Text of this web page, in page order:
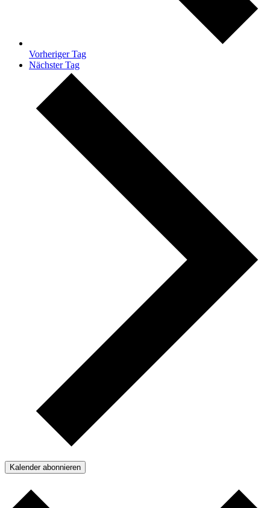
Vorheriger Tag
Nächster Tag
Kalender abonnieren